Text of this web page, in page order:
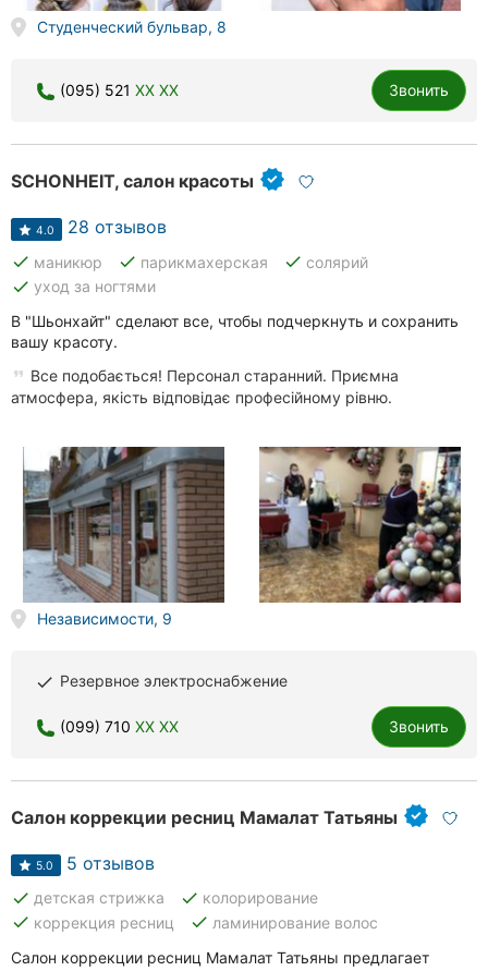
Студенческий бульвар, 8
(095) 521 XX XX Звонить
SCHONHEIT, салон красоты
4.0 28 отзывов
done маникюр done парикмахерская done солярий
done уход за ногтями
В "Шьонхайт" сделают все, чтобы подчеркнуть и сохранить
вашу красоту.
Все подобається! Персонал старанний. Приємна
атмосфера, якість відповідає професійному рівню.
Независимости, 9
done Резервное электроснабжение
(099) 710 XX XX Звонить
Салон коррекции ресниц Мамалат Татьяны
5.0 5 отзывов
done детская стрижка done колорирование
done коррекция ресниц done ламинирование волос
Салон коррекции ресниц Мамалат Татьяны предлагает